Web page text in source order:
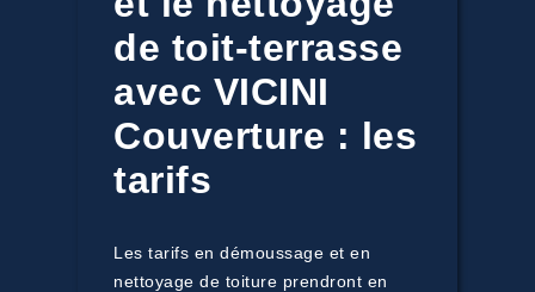
de toit-terrasse
avec VICINI
Couverture : les
tarifs
Les tarifs en démoussage et en
nettoyage de toiture prendront en